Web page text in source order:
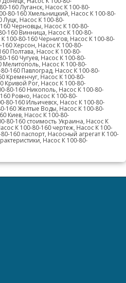
160 Луганск, Насос К 100-80-
80-160 Хмельницкий, Насос К 100-80-
Луцк, Насос К 100-80-
Черновцы, Насос К 100-80-
160 Винница, Насос К 100-80-
100-80-160 Чернигов, Насос К 100-80-
Херсон, Насос К 100-80-
Полтава, Насос К 100-80-
160 Чугуев, Насос К 100-80-
Насос К 100-80-
160 Павлоград, Насос К 100-80-
Кременчуг, Насос К 100-80-
Кривой Рог, Насос К 100-80-
80-160 Никополь, Насос К 100-80-
Ровно, Насос К 100-80-
80-160 Ильичевск, Насос К 100-80-
160 Желтые Воды, Насос К 100-80-
Киев, Насос К 100-80-
80-160 стоимость Украина, Насос К
К 100-80-160 чертеж, Насос К 100-
160 паспорт, Насосный агрегат К 100-
Насос К 100-80-